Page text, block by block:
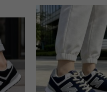
wówczas, gdy wyrazili
potwierdzi wyraźnie
o aktualnych promocjach,
Sklepu.
Państwa